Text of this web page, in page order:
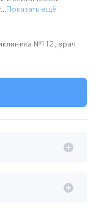
Показать ещё
№112, врач